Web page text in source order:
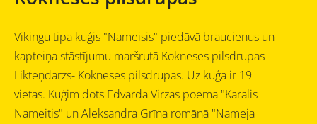
Vikingu tipa kuģis "Nameisis" piedāvā braucienus un
kapteiņa stāstījumu maršrutā Kokneses pilsdrupas-
Likteņdārzs- Kokneses pilsdrupas. Uz kuģa ir 19
vietas. Kuģim dots Edvarda Virzas poēmā "Karalis
Nameitis" un Aleksandra Grīna romānā "Nameja